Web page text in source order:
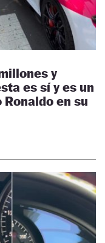
y
es sí y es un
en su